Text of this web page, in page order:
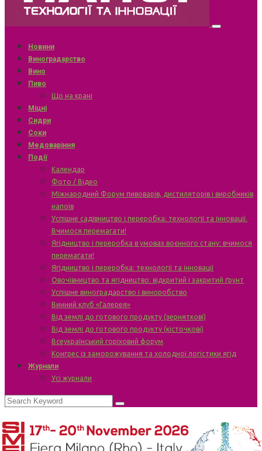
Новини
Виноградарство
Вино
Пиво
Що на крані
Міцні
Сидри
Соки
Медоваріння
Події
Календар
Фото / Відео
Міжнародний Форум пивоварів, дистиляторів і виробників
напоїв
Успішне садівництво і переробка: технології та інновації.
Вчимося перемагати!
Ягідництво і переробка в умовах воєнного стану: вчимося
перемагати!
Ягідництво і переробка: технології та інновації
Овочівництво та ягідництво: відкритий і закритий ґрунт
Успішне виноградарство і виноробство
Винний клуб «Галерея»
Від землі до готового продукту (зерняткові)
Від землі до готового продукту (кісточкові)
Всеукраїнський горіховий форум
Конгрес із заморожування та холодної логістики ягід
Журнали
Усі журнали